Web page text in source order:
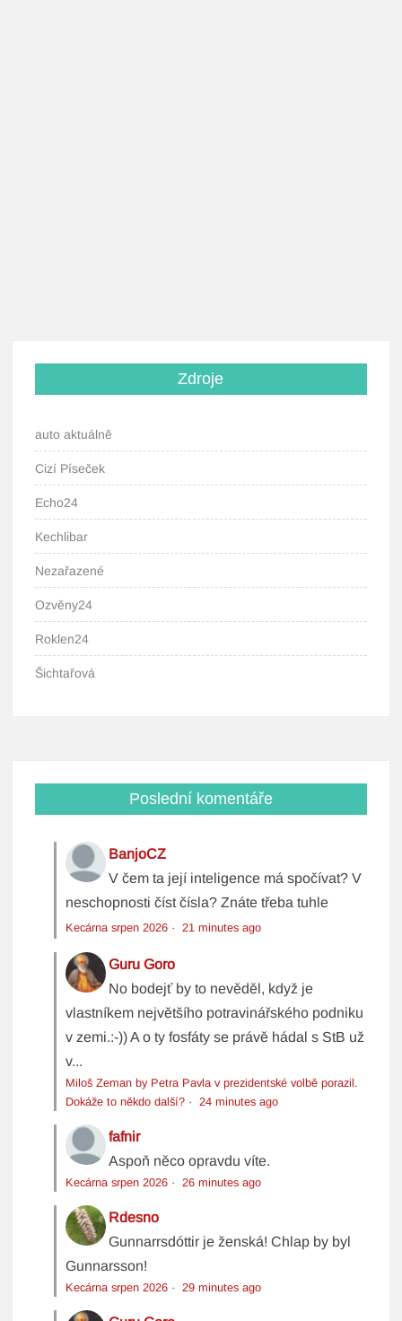
Zdroje
auto aktuálně
Cizí Píseček
Echo24
Kechlibar
Nezařazené
Ozvěny24
Roklen24
Šichtařová
Poslední komentáře
BanjoCZ
V čem ta její inteligence má spočívat? V
neschopnosti číst čísla? Znáte třeba tuhle
Kecárna srpen 2026 ·21 minutes ago
Guru Goro
No bodejť by to nevěděl, když je
vlastníkem největšího potravinářského podniku
v zemi.:-)) A o ty fosfáty se právě hádal s StB už
v...
Miloš Zeman by Petra Pavla v prezidentské volbě porazil.
Dokáže to někdo další? ·24 minutes ago
fafnir
Aspoň něco opravdu víte.
Kecárna srpen 2026 ·26 minutes ago
Rdesno
Gunnarrsdóttir je ženská! Chlap by byl
Gunnarsson!
Kecárna srpen 2026 ·29 minutes ago